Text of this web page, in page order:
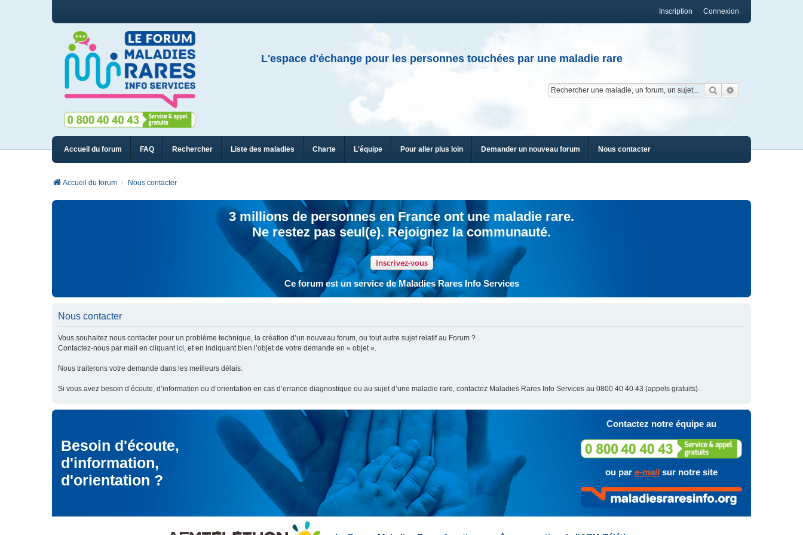
Connexion
Inscription
L'espace d'échange pour les personnes touchées par une maladie rare
Rechercher
Accueil du forum FAQ Rechercher Liste des maladies Charte L'équipe Pour aller plus loin Demander un nouveau forum Nous contacter
Accueil du forum Nous contacter
3 millions de personnes en France ont une maladie rare.
Ne restez pas seul(e). Rejoignez la communauté.
Inscrivez-vous
Ce forum est un service de Maladies Rares Info Services
Nous contacter
Vous souhaitez nous contacter pour un problème technique, la création d’un nouveau forum, ou tout autre sujet relatif au Forum ?
Contactez-nous par mail en cliquantici, et en indiquant bien l’objet de votre demande en « objet ».
Nous traiterons votre demande dans les meilleurs délais.
Si vous avez besoin d’écoute, d’information ou d’orientation en cas d’errance diagnostique ou au sujet d’une maladie rare, contactez Maladies Rares Info Services au 0800 40 40 43 (appels gratuits).
Besoin d'écoute,
d'information,
d'orientation ?
Contactez notre équipe au
ou par e-mailsur notre site